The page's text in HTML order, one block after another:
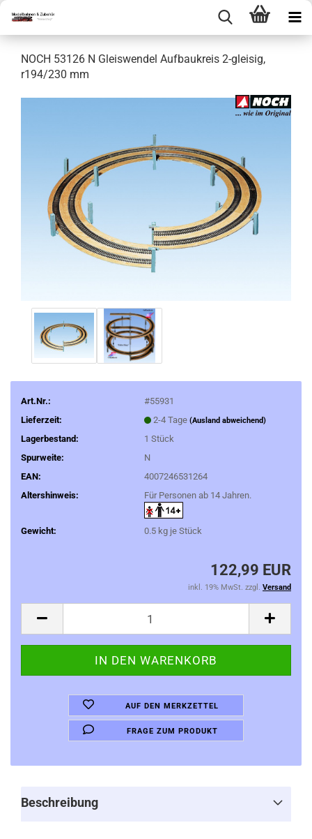
NOCH 53126 N Gleiswendel Aufbaukreis 2-gleisig,
r194/230 mm
Art.Nr.:
#55931
Lieferzeit:
2-4 Tage (Ausland abweichend)
Lagerbestand: 1 Stück
Spurweite:
N
EAN:
4007246531264
Altershinweis:
Für Personen ab 14 Jahren.
Gewicht: 0.5kg je Stück
122,99 EUR
inkl. 19% MwSt. zzgl. Versand
AUF DEN MERKZETTEL
FRAGE ZUM PRODUKT
Beschreibung